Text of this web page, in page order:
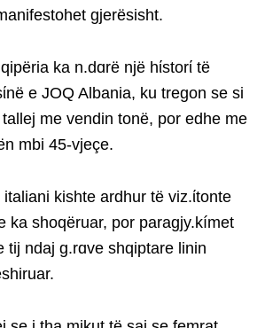
gjerësisht.
ka n.dɑrë një hίstorί të
e JOQ Albania, ku tregon se si
me vendin tonë, por edhe me
mbi 45-vjeçe.
kishte ardhur të viz.ίtonte
ka shoqëruar, por paragjy.kímet
tij ndaj g.rɑve shqiptare linin